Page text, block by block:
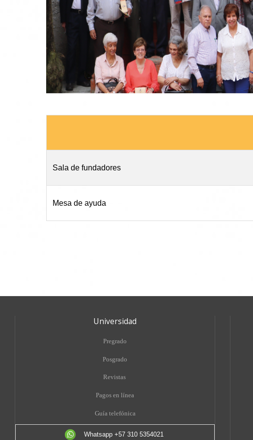
Sala de fundadores
Mesa de ayuda
Universidad
Pregrado
Posgrado
Revistas
Pagos en línea
Guía telefónica
Whatsapp +57 310 5354021